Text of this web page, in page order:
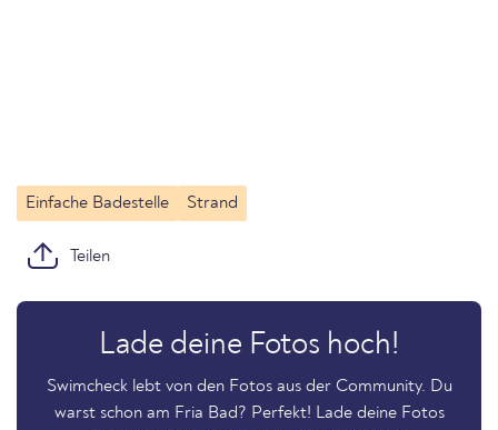
Einfache Badestelle Strand
Teilen
Lade deine Fotos hoch!
Swimcheck lebt von den Fotos aus der Community. Du
warst schon am Fria Bad? Perfekt! Lade deine Fotos